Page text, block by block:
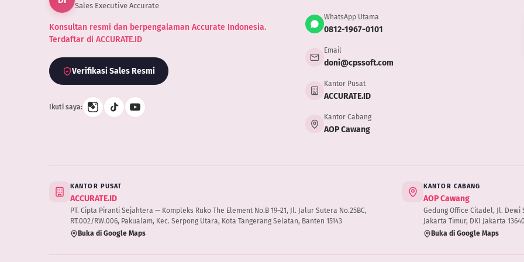
Sales Executive Accurate
Konsultan resmi dan berpengalaman Accurate Indonesia.
Terdaftar di ACCURATE.ID
Verifikasi Sales Resmi
Ikuti saya:
WhatsApp Utama
0812-1967-0101
Email
doni@cpssoft.com
Kantor Pusat
ACCURATE.ID
Kantor Cabang
AOP Cawang
KANTOR PUSAT
ACCURATE.ID
PT. Cipta Piranti Sejahtera — Kompleks Ruko The Element No.B 19–21, Jl. Jalur Sutera No.25BC,
RT.002/RW.006, Pakualam, Kec. Serpong Utara, Kota Tangerang Selatan, Banten 15143
Buka di Google Maps
KANTOR CABANG
AOP Cawang
Gedung Office Citadel, Jl. Dewi
Jakarta Timur, DKI Jakarta
Buka di Google Maps